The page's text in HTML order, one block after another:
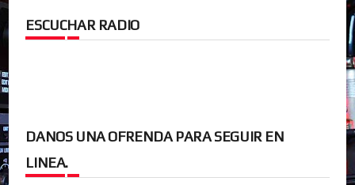
ESCUCHAR RADIO
DANOS UNA OFRENDA PARA SEGUIR EN
LINEA.